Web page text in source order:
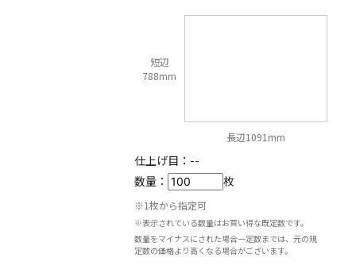
短辺
788mm
長辺1091mm
仕上げ目： --
数量：
枚
※1枚から指定可
※表示されている数量はお買い得な既定数です。
数量をマイナスにされた場合一定数までは、元の規
定数の価格より高くなる場合がございます。